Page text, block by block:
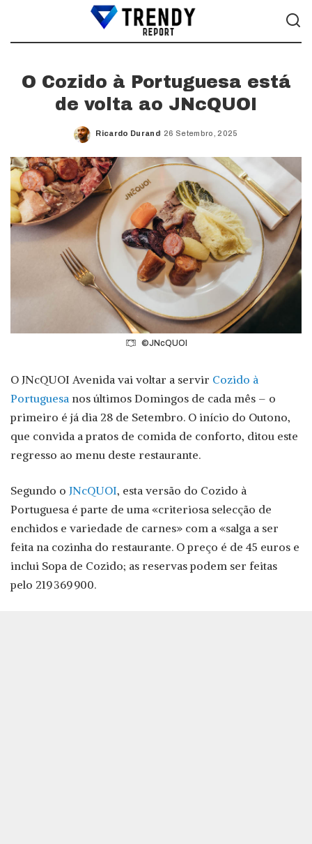
O Cozido à Portuguesa está
de volta ao JNcQUOI
Posted
Ricardo Durand 26 Setembro, 2025
©JNcQUOI
O JNcQUOI Avenida vai voltar a servir Cozido à
Portuguesa nos últimos Domingos de cada mês – o
primeiro é já dia 28 de Setembro. O início do Outono,
que convida a pratos de comida de conforto, ditou este
regresso ao menu deste restaurante.
Segundo o JNcQUOI, esta versão do Cozido à
Portuguesa é parte de uma «criteriosa selecção de
enchidos e variedade de carnes» com a «salga a ser
feita na cozinha do restaurante. O preço é de 45 euros e
inclui Sopa de Cozido; as reservas podem ser feitas
pelo 219 369 900.